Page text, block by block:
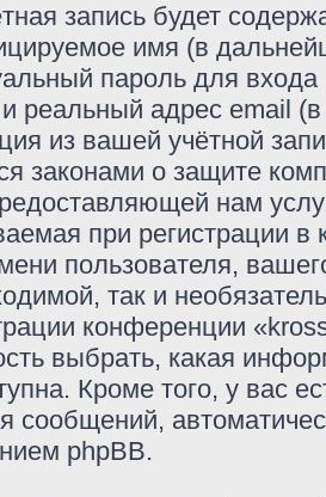
запись будет
имя (в
пароль для
и реальный адрес email
из вашей учётной
законами о защите
нам
при регистрации
пользователя,
так и
конференции
выбрать, какая
Кроме того, у вас
сообщений,
phpBB.